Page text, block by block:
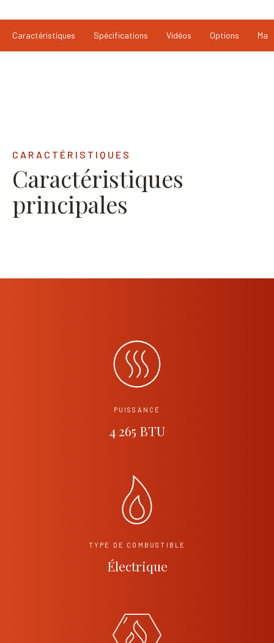
Caractéristiques Spécifications Vidéos Options
CARACTÉRISTIQUES
Caractéristiques
principales
PUISSANCE
4 265 BTU
TYPE DE COMBUSTIBLE
Électrique